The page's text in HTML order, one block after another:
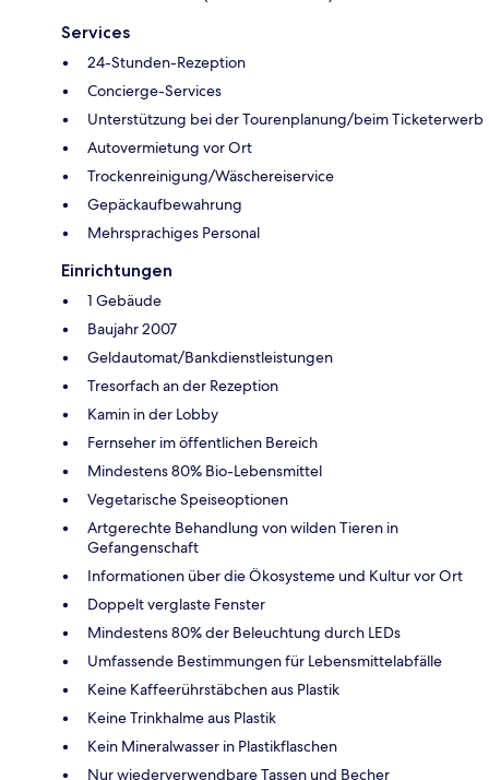
Services
24-Stunden-Rezeption
Concierge-Services
Unterstützung bei der Tourenplanung/beim Ticketerwerb
Autovermietung vor Ort
Trockenreinigung/Wäschereiservice
Gepäckaufbewahrung
Mehrsprachiges Personal
Einrichtungen
1 Gebäude
Baujahr 2007
Geldautomat/Bankdienstleistungen
Tresorfach an der Rezeption
Kamin in der Lobby
Fernseher im öffentlichen Bereich
Mindestens 80% Bio-Lebensmittel
Vegetarische Speiseoptionen
Artgerechte Behandlung von wilden Tieren in
Gefangenschaft
Informationen über die Ökosysteme und Kultur vor Ort
Doppelt verglaste Fenster
Mindestens 80% der Beleuchtung durch LEDs
Umfassende Bestimmungen für Lebensmittelabfälle
Keine Kaffeerührstäbchen aus Plastik
Keine Trinkhalme aus Plastik
Kein Mineralwasser in Plastikflaschen
Nur wiederverwendbare Tassen und Becher